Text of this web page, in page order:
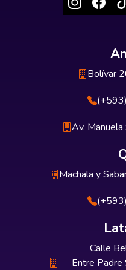
Bolívar
Av.
Machala y
Calle
Entre Padre